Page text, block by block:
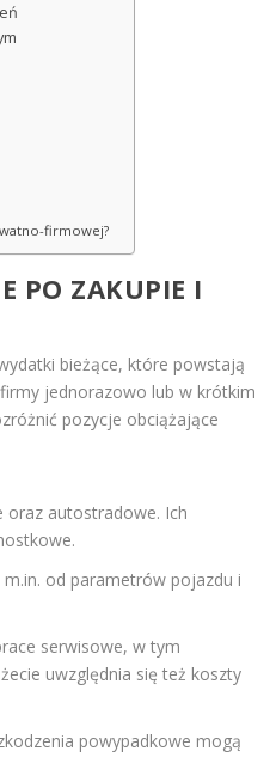
firmowej?
PO ZAKUPIE I
bieżące, które powstają
jednorazowo lub w krótkim
pozycje obciążające
oraz autostradowe. Ich
m.in. od parametrów pojazdu i
serwisowe, w tym
uwzględnia się też koszty
powypadkowe mogą